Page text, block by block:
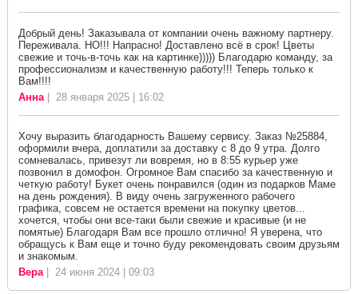
Добрый день! Заказывала от компании очень важному партнеру.
Переживала. НО!!! Напрасно! Доставлено всё в срок! Цветы
свежие и точь-в-точь как на картинке))))) Благодарю команду, за
профессионализм и качественную работу!!! Теперь только к
Вам!!!!
Анна| 28 января 2025 | 16:02
Хочу выразить благодарность Вашему сервису. Заказ №25884,
оформили вчера, доплатили за доставку с 8 до 9 утра. Долго
сомневалась, привезут ли вовремя, но в 8:55 курьер уже
позвонил в домофон. Огромное Вам спасибо за качественную и
четкую работу! Букет очень понравился (один из подарков Маме
на день рождения). В виду очень загруженного рабочего
графика, совсем не остается времени на покупку цветов...
хочется, чтобы они все-таки были свежие и красивые (и не
помятые) Благодаря Вам все прошло отлично! Я уверена, что
обращусь к Вам еще и точно буду рекомендовать своим друзьям
и знакомым.
Вера| 24 июня 2024 | 09:03